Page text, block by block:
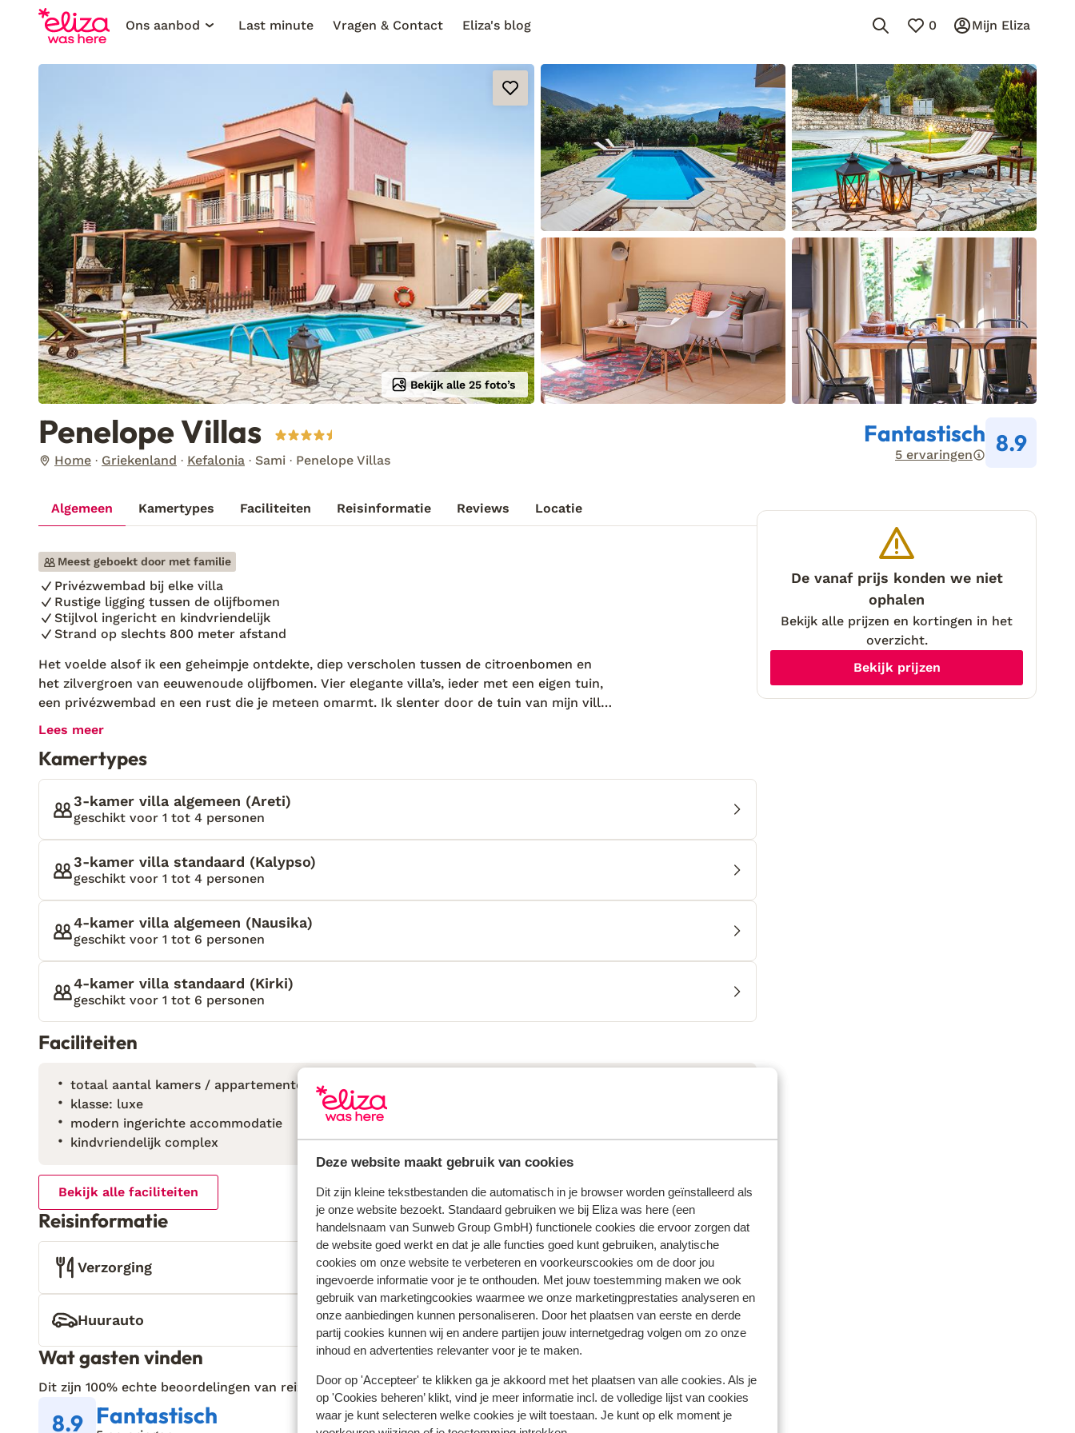
Deze website maakt gebruik van cookies
Dit zijn kleine tekstbestanden die automatisch in je browser worden geïnstalleerd als
je onze website bezoekt. Standaard gebruiken we bij Eliza was here (een
handelsnaam van Sunweb Group GmbH) functionele cookies die ervoor zorgen dat
de website goed werkt en dat je alle functies goed kunt gebruiken, analytische
cookies om onze website te verbeteren en voorkeurscookies om de door jou
ingevoerde informatie voor je te onthouden. Met jouw toestemming maken we ook
gebruik van marketingcookies waarmee we onze marketingprestaties analyseren en
onze aanbiedingen kunnen personaliseren. Door het plaatsen van eerste en derde
partij cookies kunnen wij en andere partijen jouw internetgedrag volgen om zo onze
inhoud en advertenties relevanter voor je te maken.
Door op 'Accepteer' te klikken ga je akkoord met het plaatsen van alle cookies. Als je
op 'Cookies beheren’ klikt, vind je meer informatie incl. de volledige lijst van cookies
waar je kunt selecteren welke cookies je wilt toestaan. Je kunt op elk moment je
Ons aanbod
Last minute Vragen & Contact Eliza's blog 0 Mijn Eliza
Bekijk alle 25 foto’s
Penelope Villas
Home Griekenland Kefalonia Sami Penelope Villas
Fantastisch
5 ervaringen 8.9
Algemeen Kamertypes Faciliteiten Reisinformatie Reviews Locatie
Meest geboekt door met familie
Privézwembad bij elke villa
Rustige ligging tussen de olijfbomen
Stijlvol ingericht en kindvriendelijk
Strand op slechts 800 meter afstand
Het voelde alsof ik een geheimpje ontdekte, diep verscholen tussen de citroenbomen en
het zilvergroen van eeuwenoude olijfbomen. Vier elegante villa’s, ieder met een eigen tuin,
een privézwembad en een rust die je meteen omarmt. Ik slenter door de tuin van mijn villa,
waar lavendel zachtjes geurt in de warme middagzon. Binnen is het ruim, licht en smaakvol
gespetter van het zwembad. Dit is geen vakantie meer, dit is thuiskomen in het paradijs.
Penelope Villas ligt net buiten het gezellige plaatsje Sami, op loopafstand van het strand en
toch heerlijk afgezonderd. Elke villa is vrijstaand, stijlvol ingericht en omringd door groen –
ideaal voor wie privacy zoekt. Dankzij de barbecuehoek en het royale terras geniet je hier
optimaal van lange zomeravonden. Het terrein is kindvriendelijk en goed onderhouden, met
faciliteiten voor jong en oud. Een ideale uitvalsbasis voor gezinnen of vrienden die rust
zoeken, zonder iets in te leveren op comfort.
Lees meer
Kamertypes
3-kamer villa algemeen (Areti)
geschikt voor 1 tot 4 personen
3-kamer villa standaard (Kalypso)
geschikt voor 1 tot 4 personen
4-kamer villa algemeen (Nausika)
geschikt voor 1 tot 6 personen
4-kamer villa standaard (Kirki)
geschikt voor 1 tot 6 personen
Faciliteiten
totaal aantal kamers / appartementen: 4
klasse: luxe
modern ingerichte accommodatie
kindvriendelijk complex
parkeerterrein
Bekijk alle faciliteiten
Reisinformatie
Verzorging
Huurauto
Wat gasten vinden
Dit zijn 100% echte beoordelingen van reizigers die jou voorgingen. Meer over reviews
8.9 Fantastisch
De vanaf prijs konden we niet
ophalen
Bekijk alle prijzen en kortingen in het
overzicht.
Bekijk prijzen